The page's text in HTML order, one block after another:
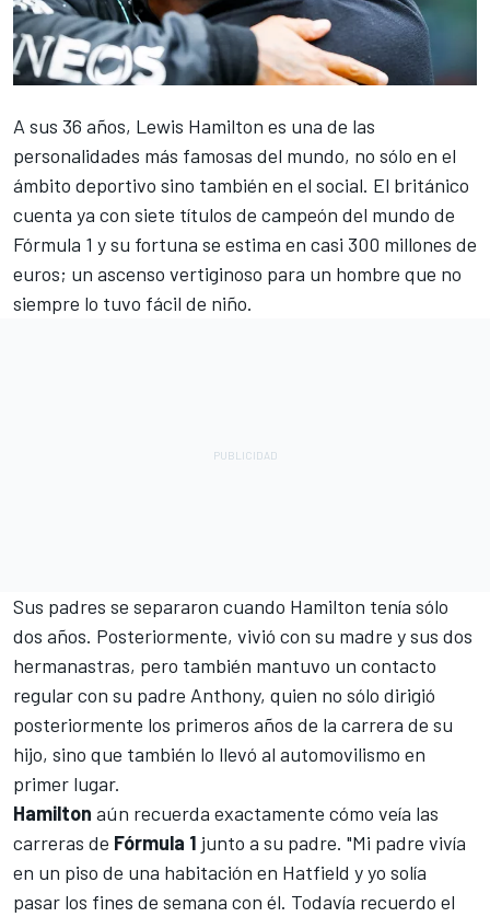
A sus 36 años, Lewis Hamilton es una de las
personalidades más famosas del mundo, no sólo en el
ámbito deportivo sino también en el social. El británico
cuenta ya con siete títulos de campeón del mundo de
Fórmula 1 y su fortuna se estima en casi 300 millones de
euros; un ascenso vertiginoso para un hombre que no
siempre lo tuvo fácil de niño.
Sus padres se separaron cuando Hamilton tenía sólo
dos años. Posteriormente, vivió con su madre y sus dos
hermanastras, pero también mantuvo un contacto
regular con su padre Anthony, quien no sólo dirigió
posteriormente los primeros años de la carrera de su
hijo, sino que también lo llevó al automovilismo en
primer lugar.
Hamilton aún recuerda exactamente cómo veía las
carreras de Fórmula 1 junto a su padre. "Mi padre vivía
en un piso de una habitación en Hatfield y yo solía
pasar los fines de semana con él. Todavía recuerdo el